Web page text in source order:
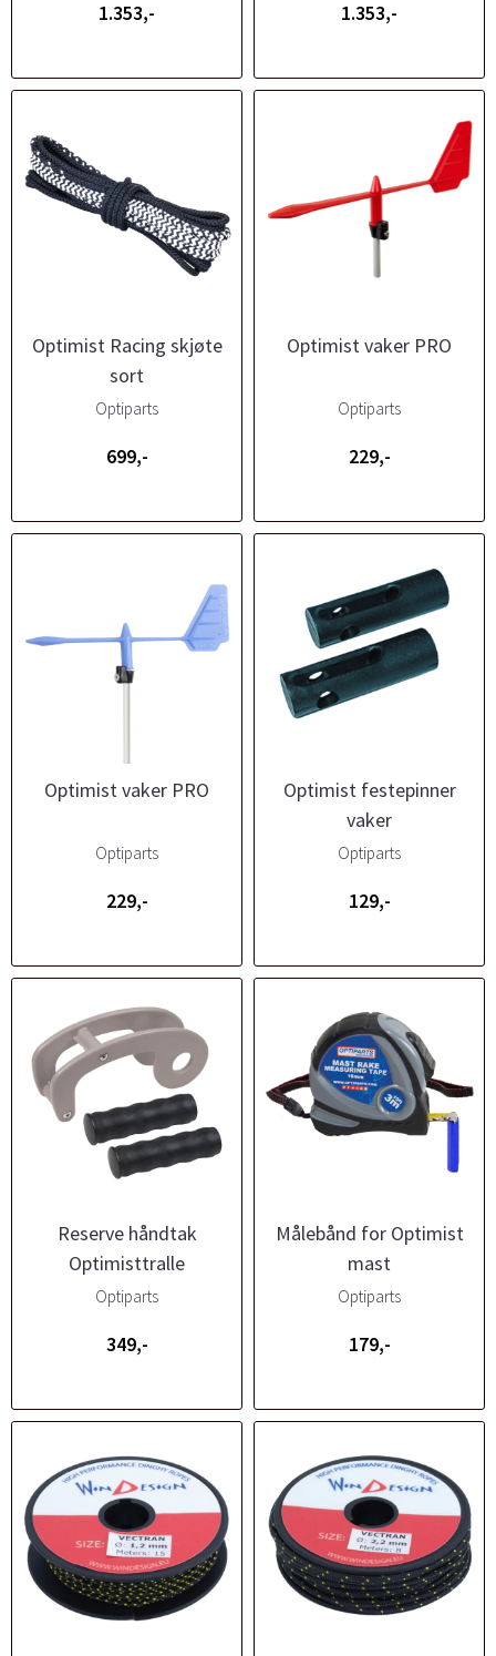
1.353,- 1.353,-
Optimist Racing skjøte
sort
Optiparts
699,-
Optimist vaker PRO
Optiparts
229,-
Optimist vaker PRO
Optiparts
229,-
Optimist festepinner
vaker
Optiparts
129,-
Reserve håndtak
Optimisttralle
Optiparts
349,-
Målebånd for Optimist
mast
Optiparts
179,-